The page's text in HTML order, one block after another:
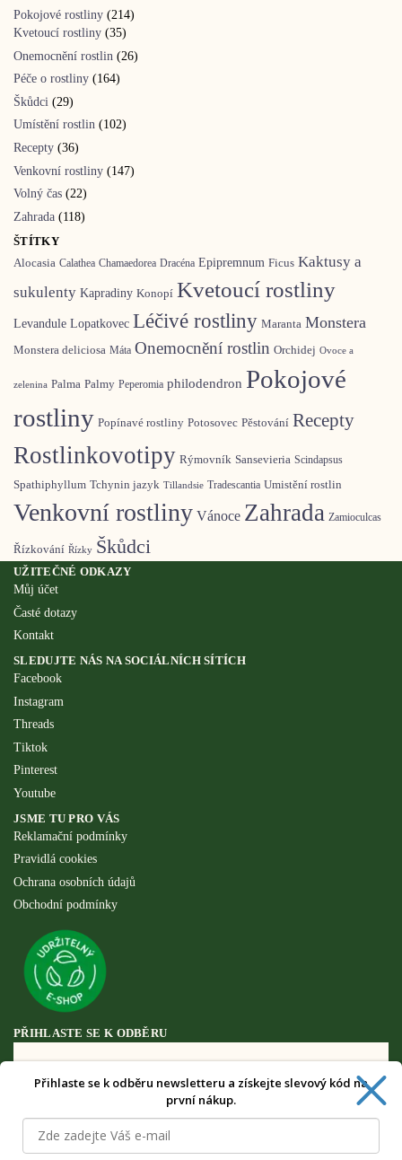
Pokojové rostliny (214)
Kvetoucí rostliny (35)
Onemocnění rostlin (26)
Péče o rostliny (164)
Škůdci (29)
Umístění rostlin (102)
Recepty (36)
Venkovní rostliny (147)
Volný čas (22)
Zahrada (118)
ŠTÍTKY
Alocasia Calathea Chamaedorea Dracéna Epipremnum Ficus Kaktusy a
sukulenty Kapradiny Konopí Kvetoucí rostliny
Levandule Lopatkovec Léčivé rostliny Maranta Monstera
Monstera deliciosa Máta Onemocnění rostlin Orchidej Ovoce a
zelenina Palma Palmy Peperomia philodendron Pokojové
rostliny Popínavé rostliny Potosovec Pěstování Recepty
Rostlinkovotipy Rýmovník Sansevieria Scindapsus
Spathiphyllum Tchynin jazyk Tillandsie Tradescantia Umistění rostlin
Venkovní rostliny Vánoce Zahrada Zamioculcas
Řízkování Řízky Škůdci
UŽITEČNÉ ODKAZY
Můj účet
Časté dotazy
Kontakt
SLEDUJTE NÁS NA SOCIÁLNÍCH SÍTÍCH
Facebook
Instagram
Threads
Tiktok
Pinterest
Youtube
JSME TU PRO VÁS
Reklamační podmínky
Pravidlá cookies
Ochrana osobních údajů
Obchodní podmínky
PŘIHLASTE SE K ODBĚRU
Získejte speciální výhody pouze pro
odběratele newsletteru.
Přihlaste se k odběru newsletteru a získejte slevový kód na
první nákup.